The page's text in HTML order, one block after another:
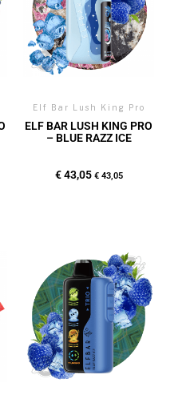
Elf Bar Lush King Pro
ELF BAR LUSH KING PRO
– BLUE RAZZ ICE
€43,05 €43,05